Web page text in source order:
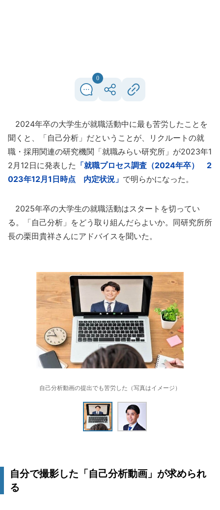
0
2024年卒の大学生が就職活動中に最も苦労したことを
聞くと、「自己分析」だということが、リクルートの就
職・採用関連の研究機関「就職みらい研究所」が2023年1
2月12日に発表した 「就職プロセス調査（2024年卒） 2
023年12月1日時点 内定状況」 で明らかになった。
2025年卒の大学生の就職活動はスタートを切ってい
る。「自己分析」をどう取り組んだらよいか。同研究所所
長の栗田貴祥さんにアドバイスを聞いた。
自己分析動画の提出でも苦労した（写真はイメージ）
自分で撮影した「自己分析動画」が求められ
る